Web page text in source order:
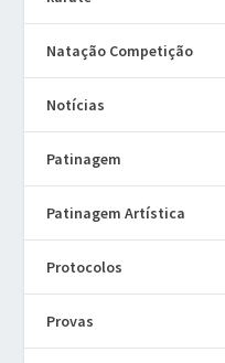
Natação Competição
Notícias
Patinagem
Patinagem Artística
Protocolos
Provas